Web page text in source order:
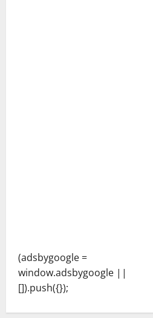
(adsbygoogle =
window.adsbygoogle ||
[]).push({});